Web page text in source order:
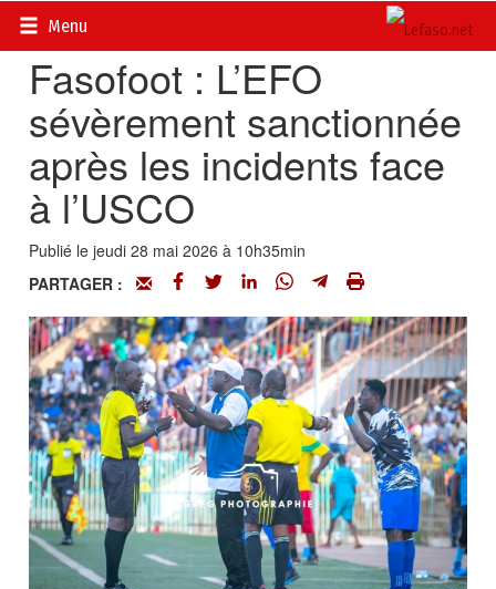
Menu
Accueil>
Fasofoot : L’EFO
sévèrement sanctionnée
après les incidents face
à l’USCO
Publié le jeudi 28 mai 2026 à 10h35min
PARTAGER :